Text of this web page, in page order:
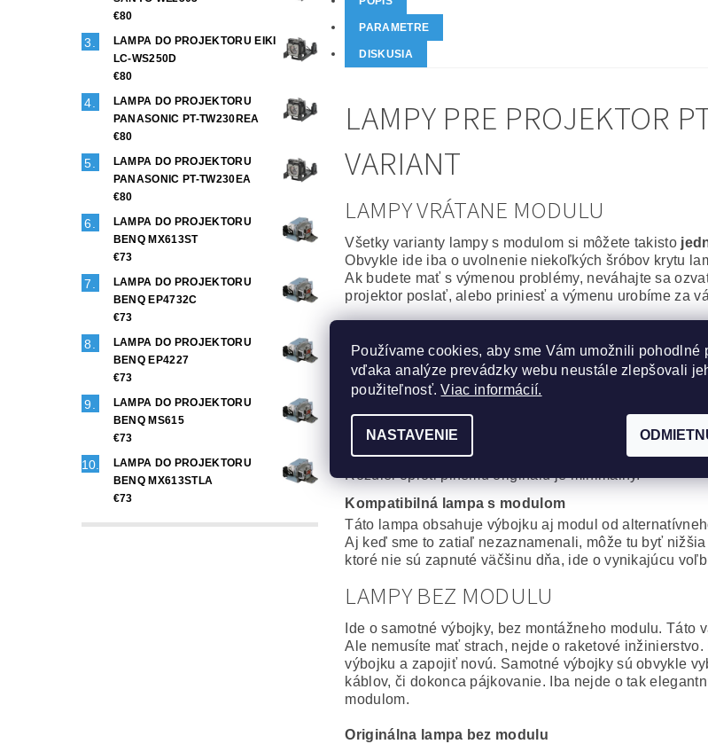
€80
LAMPA DO PROJEKTORU EIKI
LC-WS250D
€80
LAMPA DO PROJEKTORU
PANASONIC PT-TW230REA
€80
LAMPA DO PROJEKTORU
PANASONIC PT-TW230EA
€80
LAMPA DO PROJEKTORU
BENQ MX613ST
€73
LAMPA DO PROJEKTORU
BENQ EP4732C
€73
LAMPA DO PROJEKTORU
BENQ EP4227
€73
LAMPA DO PROJEKTORU
BENQ MS615
€73
LAMPA DO PROJEKTORU
BENQ MX613STLA
€73
PARAMETRE
DISKUSIA
LAMPY PRE PROJEKTOR
VARIANT
LAMPY VRÁTANE MODULU
Všetky varianty lampy s modulom si môžete takisto
Obvykle ide iba o uvolnenie niekoľkých šróbov krytu
Ak budete mať s výmenou problémy, neváhajte sa
projektor poslať, alebo priniesť a výmenu urobíme za
To najlepšie, čo môžete svojmu projektoru
Projektor bude povýmene ako nový.
Maximálna spoľahlivosť a výdrž bez kompromisov.
Generická lampa vrátane modulu
Veľmi dobré riešenie, za výhodnú cenu. Kvalitná
Phoenix, Iwasaki, Matsushita, Ushio) s montážnym
Rozdiel oproti plnému originálu je minimálny.
Kompatibilná lampa s modulom
Táto lampa obsahuje výbojku aj modul od
Aj keď sme to zatiaľ nezaznamenali, môže tu byť
ktoré nie sú zapnuté väčšinu dňa, ide o vynikajúcu
LAMPY BEZ MODULU
Ide o samotné výbojky, bez montážneho modulu. Táto
Ale nemusíte mať strach, nejde o raketové
výbojku a zapojiť novú. Samotné výbojky sú obvykle
káblov, či dokonca pájkovanie. Iba nejde o tak
modulom.
Originálna lampa bez modulu
Používame cookies, aby sme Vám umožnili pohodlné
vďaka analýze prevádzky webu neustále zlepšovali
použiteľnosť.Viac informácií.
NASTAVENIE